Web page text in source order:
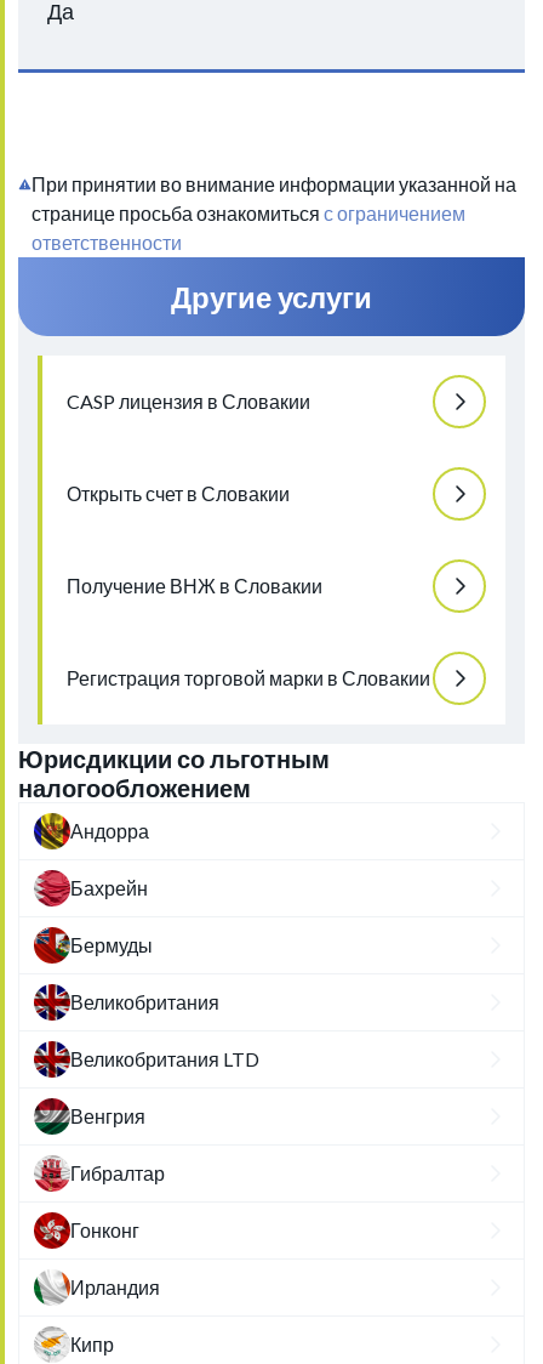
Да
При принятии во внимание информации указанной на
странице просьба ознакомиться с ограничением
ответственности
Другие услуги
CASP лицензия в Словакии
Открыть счет в Словакии
Получение ВНЖ в Словакии
Регистрация торговой марки в Словакии
Юрисдикции со льготным
налогообложением
Андорра
Бахрейн
Бермуды
Великобритания
Великобритания LTD
Венгрия
Гибралтар
Гонконг
Ирландия
Кипр